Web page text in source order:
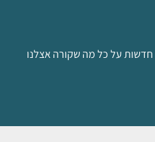
חדשות על כל מה שקורה אצלנו